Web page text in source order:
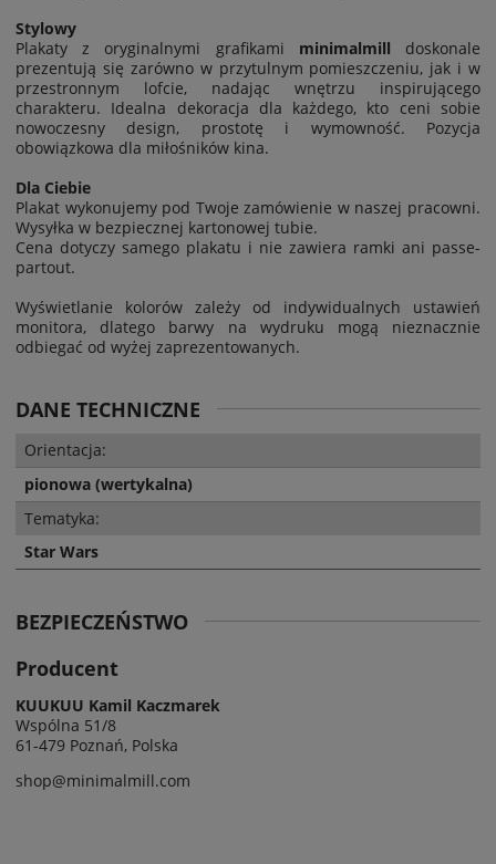
Stylowy
Plakaty z oryginalnymi grafikami minimalmill doskonale
prezentują się zarówno w przytulnym pomieszczeniu, jak i w
przestronnym lofcie, nadając wnętrzu inspirującego
charakteru. Idealna dekoracja dla każdego, kto ceni sobie
nowoczesny design, prostotę i wymowność. Pozycja
obowiązkowa dla miłośników kina.
Dla Ciebie
Plakat wykonujemy pod Twoje zamówienie w naszej pracowni.
Wysyłka w bezpiecznej kartonowej tubie.
Cena dotyczy samego plakatu i nie zawiera ramki ani passe-
partout.
Wyświetlanie kolorów zależy od indywidualnych ustawień
monitora, dlatego barwy na wydruku mogą nieznacznie
odbiegać od wyżej zaprezentowanych.
DANE TECHNICZNE
Orientacja:
pionowa (wertykalna)
Tematyka:
Star Wars
BEZPIECZEŃSTWO
Producent
KUUKUU Kamil Kaczmarek
Wspólna 51/8
61-479 Poznań, Polska
shop@minimalmill.com